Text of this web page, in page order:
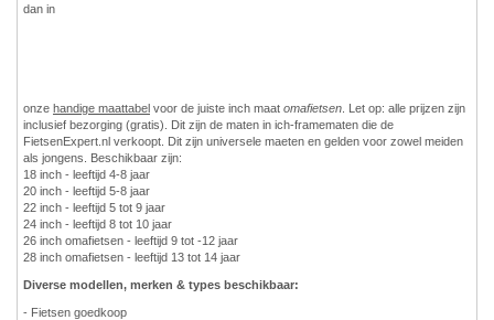
dan in
onze handige maattabel voor de juiste inch maat omafietsen . Let op: alle prijzen zijn
inclusief bezorging (gratis). Dit zijn de maten in ich-framematen die de
FietsenExpert.nl verkoopt. Dit zijn universele maeten en gelden voor zowel meiden
als jongens. Beschikbaar zijn:
18 inch - leeftijd 4-8 jaar
20 inch - leeftijd 5-8 jaar
22 inch - leeftijd 5 tot 9 jaar
24 inch - leeftijd 8 tot 10 jaar
26 inch omafietsen - leeftijd 9 tot -12 jaar
28 inch omafietsen - leeftijd 13 tot 14 jaar
Diverse modellen, merken & types beschikbaar:
- Fietsen goedkoop